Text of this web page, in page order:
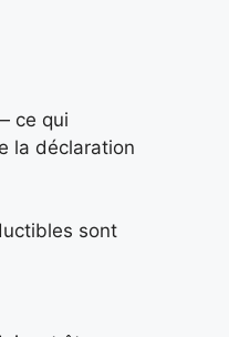
ce qui
la déclaration
sont